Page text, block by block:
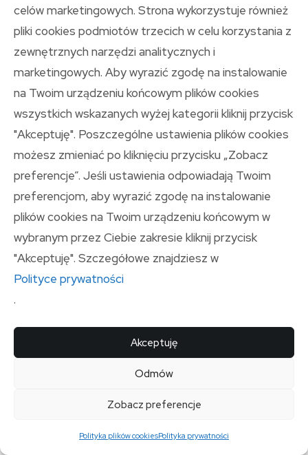
celów marketingowych. Strona wykorzystuje również
pliki cookies podmiotów trzecich w celu korzystania z
zewnętrznych narzędzi analitycznych i
marketingowych. Aby wyrazić zgodę na instalowanie
na Twoim urządzeniu końcowym plików cookies
wszystkich wskazanych wyżej kategorii kliknij przycisk
"Akceptuję". Poszczególne ustawienia plików cookies
możesz zmieniać po kliknięciu przycisku „Zobacz
preferencje”. Jeśli ustawienia odpowiadają Twoim
preferencjom, aby wyrazić zgodę na instalowanie
plików cookies na Twoim urządzeniu końcowym w
wybranym przez Ciebie zakresie kliknij przycisk
"Akceptuję". Szczegółowe znajdziesz w
Polityce prywatności
.
Akceptuję
Odmów
Zobacz preferencje
Polityka plików cookiesPolityka prywatności
między mosiądzem a niekompatybilnym materiałem
łącznika. Dobór stali nierdzewnej, przekładek
izolujących i ograniczenie zawilgocenia połączenia
zmniejszają ryzyko degradacji.
Źródła
SFS intec, Mocowania do fasad, dokument
techniczny (PDF).
Fischer, Manual mocowań do elewacji, instrukcja
techniczna (PDF).
TF System, Mocowania elewacyjne, opracowanie
techniczne (PDF).
Litery i Numery, Jak zamocować litery na elewacji,
materiał poradnikowy.
Dobór mocowania liter mosiężnych do elewacji opiera
podłoża i dopasowaniu mechanizmu kotwienia do